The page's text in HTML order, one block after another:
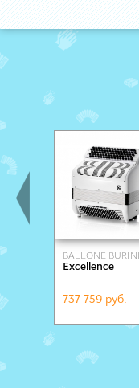
BALLONE BURINI
Excellence
737 759 руб.